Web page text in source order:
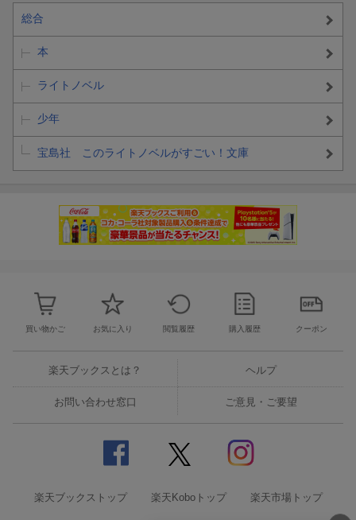
総合
本
ライトノベル
少年
宝島社 このライトノベルがすごい！文庫
買い物かご お気に入り 閲覧履歴 購入履歴 クーポン
楽天ブックスとは？ ヘルプ
お問い合わせ窓口 ご意見・ご要望
楽天ブックストップ 楽天Koboトップ 楽天市場トップ